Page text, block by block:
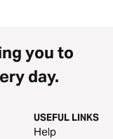
you to
day.
USEFUL LINKS
Help